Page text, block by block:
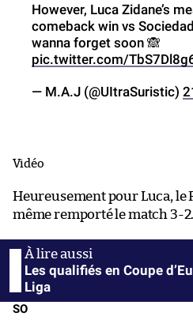
However, Luca Zidane’s
comeback win vs
wanna forget soon 🙈
pic.twitter.com/
— M.A.J (@UItraSuristic)
Vidéo
Heureusement pour Luca, le
même remporté le match 3-2.
Les qualifiés en Coupe
Liga
SO